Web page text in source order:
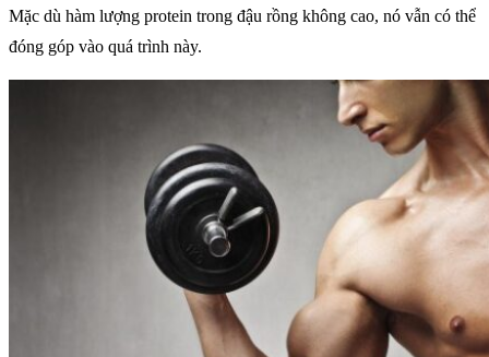
Mặc dù hàm lượng protein trong đậu rồng không cao, nó vẫn có thể
đóng góp vào quá trình này.